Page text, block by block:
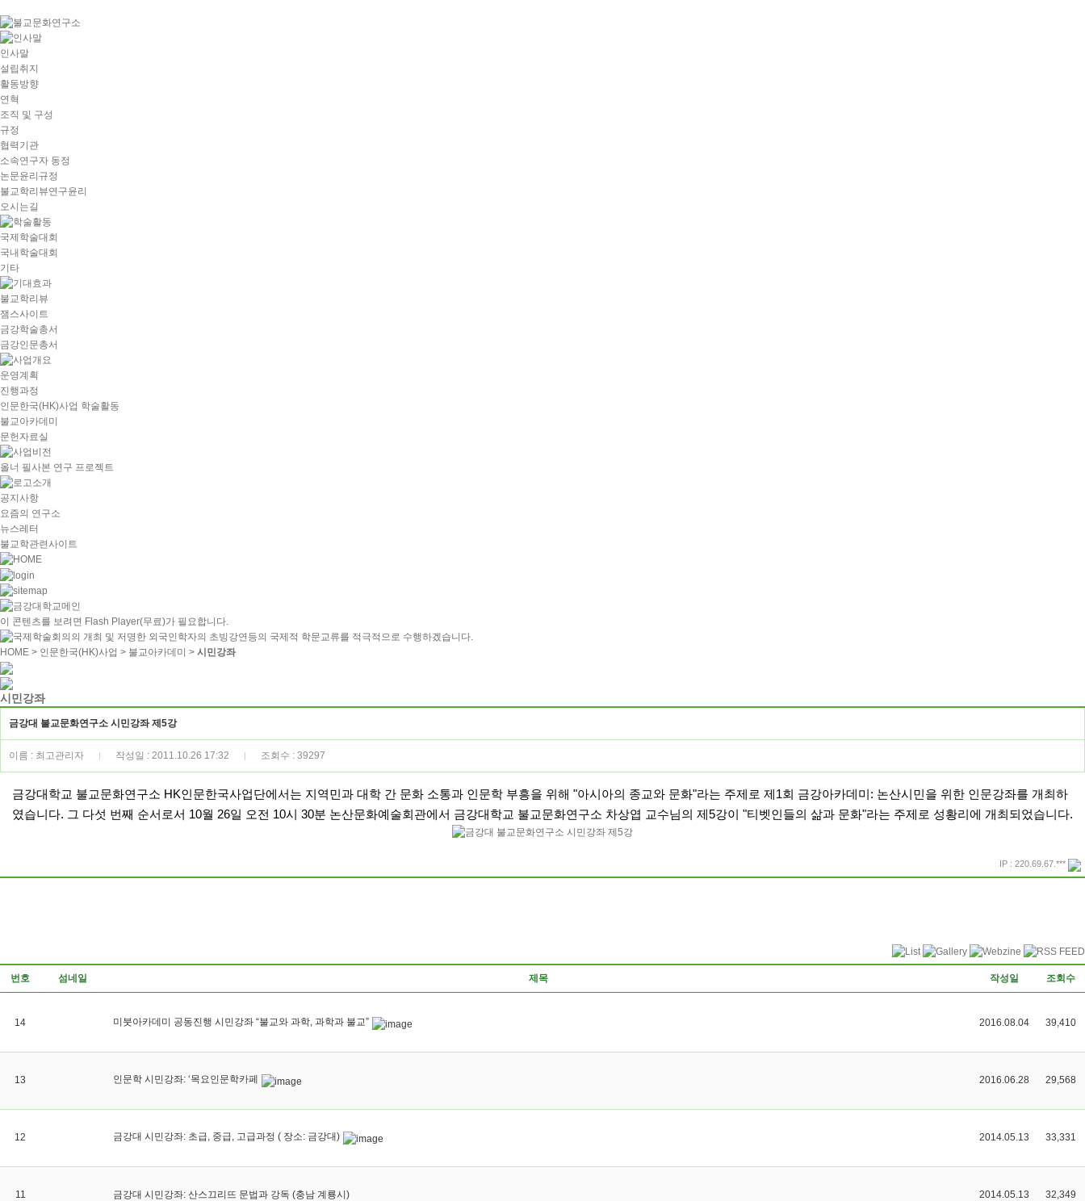
Local
Navigation
goto
Service
goto
copyright
인사말
설립취지
활동방향
연혁
조직 및 구성
규정
협력기관
소속연구자 동정
논문윤리규정
불교학리뷰연구윤리
오시는길
국제학술대회
국내학술대회
기타
불교학리뷰
잼스사이트
금강학술총서
금강인문총서
운영계획
진행과정
인문한국(HK)사업 학술활동
불교아카데미
문헌자료실
올너 필사본 연구 프로젝트
공지사항
요즘의 연구소
뉴스레터
불교학관련사이트
이 콘텐츠를 보려면 Flash Player(무료)가 필요합니다.
HOME > 인문한국(HK)사업 > 불교아카데미 > 시민강좌
시민강좌
금강대 불교문화연구소 시민강좌 제5강
이름 : 최고관리자 작성일 : 2011.10.26 17:32 조회수 : 39297
금강대학교 불교문화연구소 HK인문한국사업단에서는 지역민과 대학 간 문화 소통과 인문학 부흥을 위해 "아시아의 종교와 문화"라는 주제로 제1회 금강아카데미: 논산시민을 위한 인문강좌를 개최하
였습니다. 그 다섯 번째 순서로서 10월 26일 오전 10시 30분 논산문화예술회관에서 금강대학교 불교문화연구소 차상엽 교수님의 제5강이 "티벳인들의 삶과 문화"라는 주제로 성황리에 개최되었습니다.
IP : 220.69.67.***
번호 섬네일 제목 작성일 조회수
14 미붓아카데미 공동진행 시민강좌 “불교와 과학, 과학과 불교” 2016.08.04 39,410
13 인문학 시민강좌: ‘목요인문학카페 2016.06.28 29,568
12 금강대 시민강좌: 초급, 중급, 고급과정 ( 장소: 금강대) 2014.05.13 33,331
11 금강대 시민강좌: 산스끄리뜨 문법과 강독 (충남 계룡시) 2014.05.13 32,349